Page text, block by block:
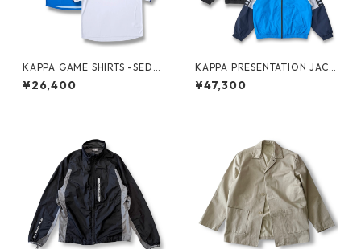
KAPPA GAME SHIRTS -SEDA
N ALL-PURPOSE-
¥26,400
KAPPA PRESENTATION JACK
ET -SEDAN ALL-PURPOSE-
¥47,300